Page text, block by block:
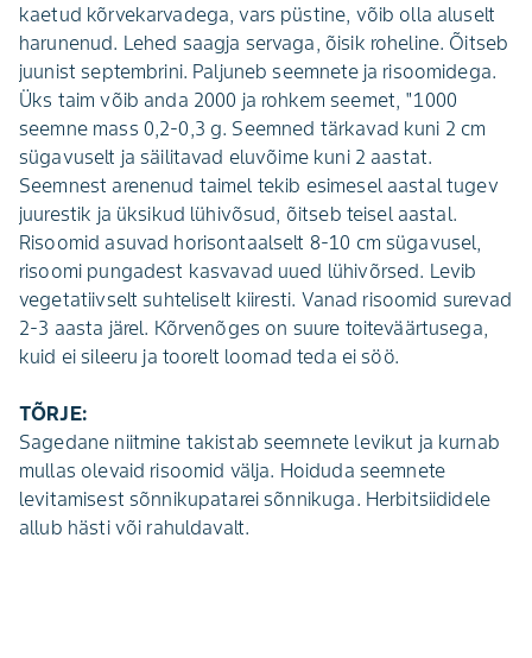
kaetud kõrvekarvadega, vars püstine, võib olla aluselt
harunenud. Lehed saagja servaga, õisik roheline. Õitseb
juunist septembrini. Paljuneb seemnete ja risoomidega.
Üks taim võib anda 2000 ja rohkem seemet, "1000
seemne mass 0,2-0,3 g. Seemned tärkavad kuni 2 cm
sügavuselt ja säilitavad eluvõime kuni 2 aastat.
Seemnest arenenud taimel tekib esimesel aastal tugev
juurestik ja üksikud lühivõsud, õitseb teisel aastal.
Risoomid asuvad horisontaalselt 8-10 cm sügavusel,
risoomi pungadest kasvavad uued lühi­võrsed. Levib
vegetatiivselt suhteliselt kiiresti. Vanad risoomid surevad
2-3 aasta järel. Kõrvenõges on suure toiteväärtusega,
kuid ei sileeru ja toorelt loomad teda ei söö.
TÕRJE:
Sagedane niitmine takistab seemnete levikut ja kurnab
mullas olevaid risoomid välja. Hoiduda seemnete
levitamisest sõnnikupa­tarei sõnnikuga. Herbitsiididele
allub hästi või rahuldavalt.